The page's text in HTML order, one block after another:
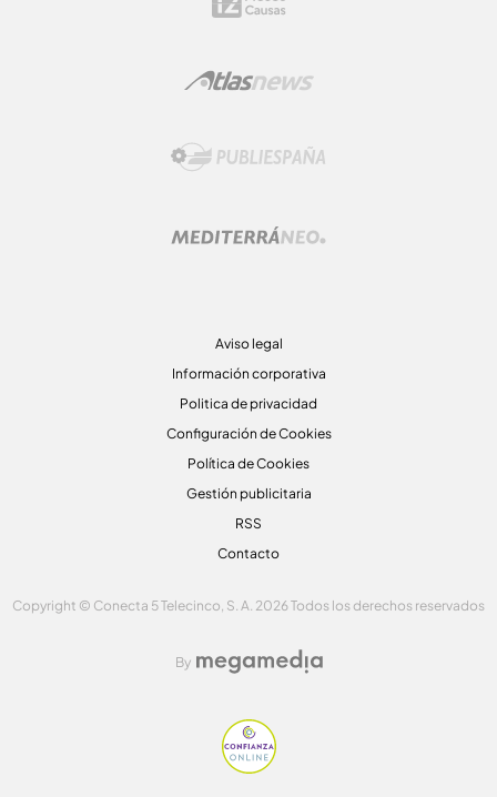
Aviso legal
Información corporativa
Politica de privacidad
Configuración de Cookies
Política de Cookies
Gestión publicitaria
RSS
Contacto
Copyright © Conecta 5 Telecinco, S. A. 2026 Todos los derechos reservados
By